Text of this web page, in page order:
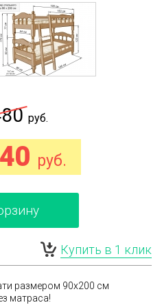
руб.
руб.
Купить в 1 клик
размером 90x200 см
матраса!